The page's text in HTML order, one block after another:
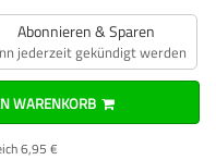
Abonnieren & Sparen
jederzeit gekündigt werden
WARENKORB
6,95 €